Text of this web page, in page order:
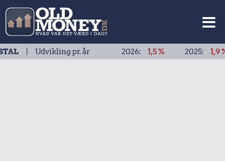
pr. år2026: 1,5 % 2025: 1,9 %